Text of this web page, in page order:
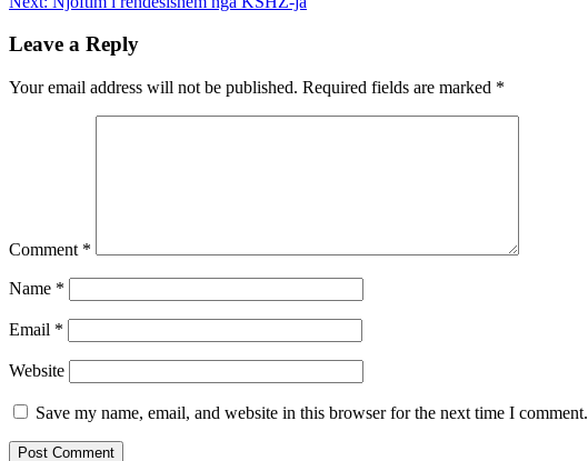
Leave a Reply
Your email address will not be published. Required fields are marked *
Comment *
Name *
Email *
Website
Save my name, email, and website in this browser for the next time I comment.